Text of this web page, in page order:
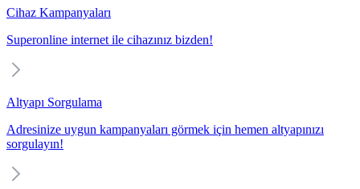
Cihaz Kampanyaları
Superonline internet ile cihazınız bizden!
Altyapı Sorgulama
Adresinize uygun kampanyaları görmek için hemen altyapınızı
sorgulayın!